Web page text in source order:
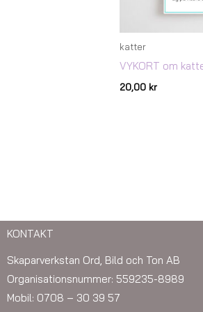
katter
VYKORT om
20,00 kr
KONTAKT
Skaparverkstan Ord, Bild och Ton AB
Organisationsnummer: 559235-8989
Mobil: 0708 – 30 39 57